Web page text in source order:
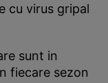
cu virus gripal
sunt in
fiecare sezon